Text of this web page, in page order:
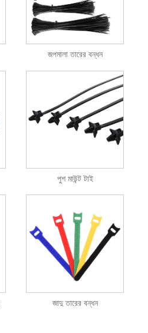
জপমালা তারের বন্ধন
পুশ মাউন্ট টাই
জাদু তারের বন্ধন